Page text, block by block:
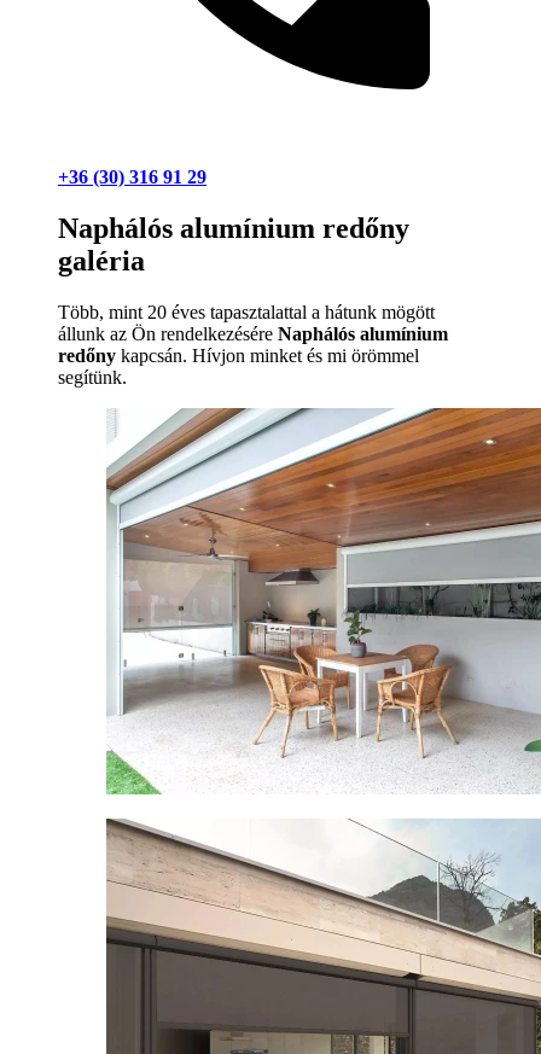
+36 (30) 316 91 29
Naphálós alumínium redőny
galéria
Több, mint 20 éves tapasztalattal a hátunk mögött
állunk az Ön rendelkezésére Naphálós alumínium
redőny kapcsán. Hívjon minket és mi örömmel
segítünk.